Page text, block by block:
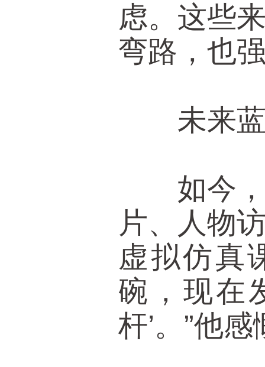
虑。这些
弯路，也
未来蓝
如今，
片、人物
虚拟仿真
碗，现在
杆’。”他